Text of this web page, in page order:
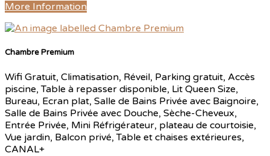
More Information
Chambre Premium
Wifi Gratuit, Climatisation, Réveil, Parking gratuit, Accès
piscine, Table à repasser disponible, Lit Queen Size,
Bureau, Ecran plat, Salle de Bains Privée avec Baignoire,
Salle de Bains Privée avec Douche, Sèche-Cheveux,
Entrée Privée, Mini Réfrigérateur, plateau de courtoisie,
Vue jardin, Balcon privé, Table et chaises extérieures,
CANAL+